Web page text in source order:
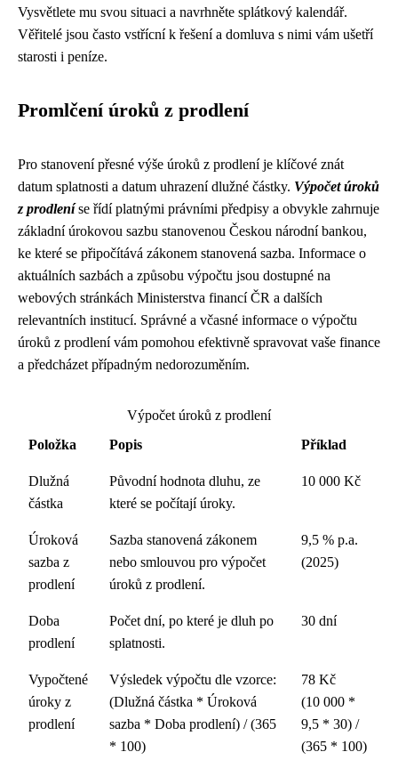
Vysvětlete mu svou situaci a navrhněte splátkový kalendář.
Věřitelé jsou často vstřícní k řešení a domluva s nimi vám ušetří
starosti i peníze.
Promlčení úroků z prodlení
Pro stanovení přesné výše úroků z prodlení je klíčové znát
datum splatnosti a datum uhrazení dlužné částky. Výpočet úroků
z prodleníse řídí platnými právními předpisy a obvykle zahrnuje
základní úrokovou sazbu stanovenou Českou národní bankou,
ke které se připočítává zákonem stanovená sazba. Informace o
aktuálních sazbách a způsobu výpočtu jsou dostupné na
webových stránkách Ministerstva financí ČR a dalších
relevantních institucí. Správné a včasné informace o výpočtu
úroků z prodlení vám pomohou efektivně spravovat vaše finance
a předcházet případným nedorozuměním.
Výpočet úroků z prodlení
Položka
Popis Příklad
Dlužná
částka
Původní hodnota dluhu, ze
které se počítají úroky.
10 000 Kč
Úroková
sazba z
prodlení
Sazba stanovená zákonem
nebo smlouvou pro výpočet
úroků z prodlení.
9,5 % p.a.
(2025)
Doba
prodlení
Počet dní, po které je dluh po
splatnosti.
30 dní
Vypočtené
úroky z
prodlení
Výsledek výpočtu dle vzorce:
(Dlužná částka * Úroková
sazba * Doba prodlení) / (365
* 100)
78 Kč
(10 000 *
9,5 * 30) /
(365 * 100)